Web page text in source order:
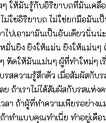
ให้มันรู้กับอิริยาบถที่มันเคลื่
ช่อิริยาบถ ไม่ใช่ยกมือมันเ
ปเอามามันเป็นอันเดียวนั่น
ยิง ยิงให้แม่น ยิงให้แม่นๆ
หัดให้มันแม่นๆ ผู้ที่ทำใหม่ๆ
ความรู้สึกตัว เมื่อสัมผัสกับร
าเราไม่ได้สัมผัสกับรสแห่งค
า ถ้าผู้ที่ทำความเพียรอย่างแ
ำแบบคุณทำเนี่ย ทำอยู่เดือ